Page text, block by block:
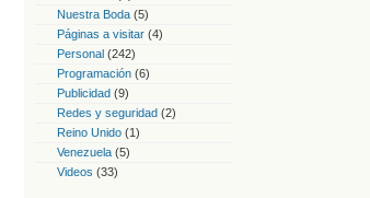
Nuestra Boda (5)
Páginas a visitar (4)
Personal (242)
Programación (6)
Publicidad (9)
Redes y seguridad (2)
Reino Unido (1)
Venezuela (5)
Videos (33)